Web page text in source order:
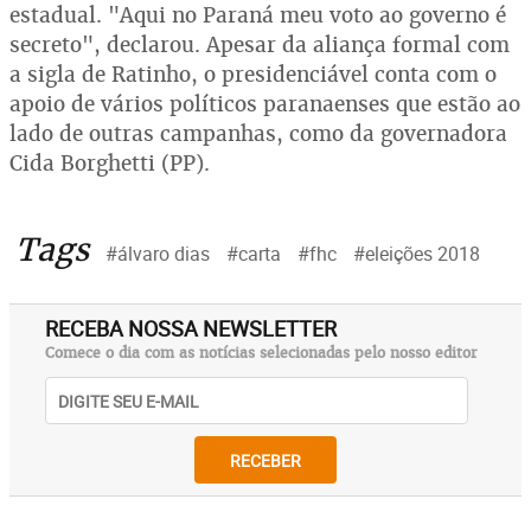
estadual. "Aqui no Paraná meu voto ao governo é
secreto", declarou. Apesar da aliança formal com
a sigla de Ratinho, o presidenciável conta com o
apoio de vários políticos paranaenses que estão ao
lado de outras campanhas, como da governadora
Cida Borghetti (PP).
Tags #álvaro dias #carta #fhc #eleições 2018
RECEBA NOSSA NEWSLETTER
Comece o dia com as notícias selecionadas pelo nosso editor
RECEBER